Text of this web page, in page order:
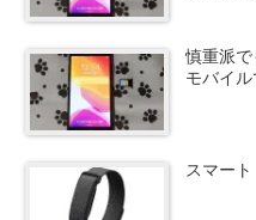
慎重派
モバイ
スマー